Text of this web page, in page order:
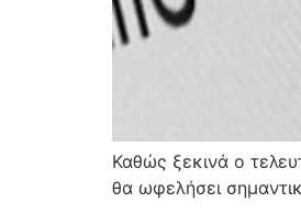
Καθώς ξεκινά ο
θα ωφελήσει